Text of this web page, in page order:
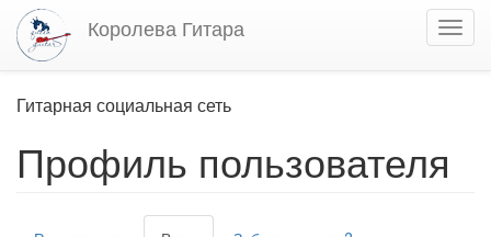
Перейти
основному
содержанию
Королева Гитара
Гитарная социальная сеть
Профиль пользователя